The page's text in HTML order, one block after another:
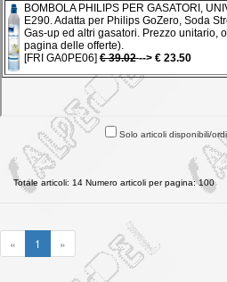
Solo articoli disponibili/
Totale articoli: 14 Numero articoli per pagina: 100
« 1 »